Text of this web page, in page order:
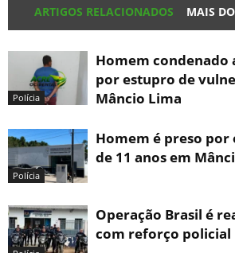
ARTIGOS RELACIONADOS MAIS
Polícia
Homem condenado
por estupro de
Mâncio Lima
Polícia
Homem é preso
de 11 anos em
Operação Brasil é
com reforço policial